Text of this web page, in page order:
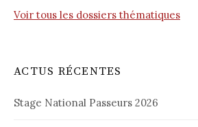
Voir tous les dossiers thématiques
ACTUS RÉCENTES
Stage National Passeurs 2026